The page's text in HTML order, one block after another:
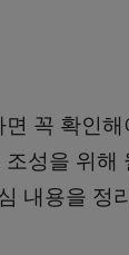
꼭 확인
성을 위
내용을 정